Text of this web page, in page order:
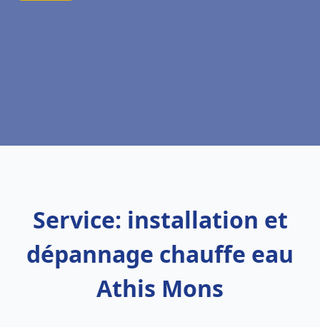
Service: installation et
dépannage chauffe eau
Athis Mons